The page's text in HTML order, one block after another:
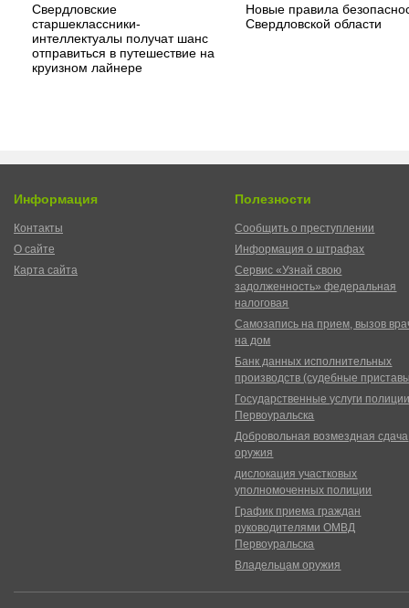
Свердловские
старшеклассники-
интеллектуалы получат шанс
отправиться в путешествие на
круизном лайнере
Новые правила
Свердловской области
Информация
Контакты
О сайте
Карта сайта
Полезности
Сообщить о преступлении
Информация о штрафах
Сервис «Узнай свою
задолженность» федеральная
налоговая
Самозапись на прием, вызов
на дом
Банк данных исполнительных
производств (судебные
Государственные услуги
Первоуральска
Добровольная возмездная сдача
оружия
дислокация участковых
уполномоченных полиции
График приема граждан
руководителями ОМВД
Первоуральска
Владельцам оружия